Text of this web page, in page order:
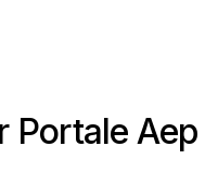
Portale Aep